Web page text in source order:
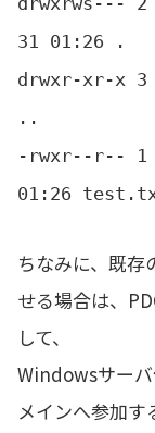
31 01:26 .
drwxr-xr-x 3
..
-rwxr--r-- 1
01:26
ちなみに、既
せる場合は、
して、
Windowsサー
メインへ参加す